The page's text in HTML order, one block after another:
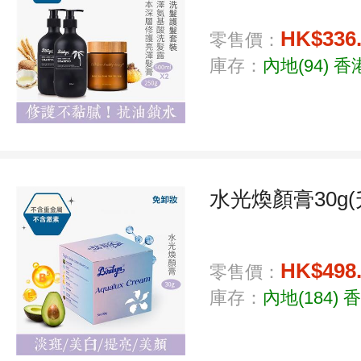
零售價：
庫存： 內地(94) 香
水光煥顏膏
零售價：
庫存： 內地(184)